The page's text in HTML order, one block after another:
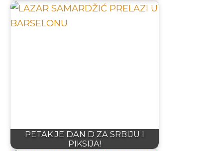
PETAK JE DAN D ZA SRBIJU I
PIKSIJA!